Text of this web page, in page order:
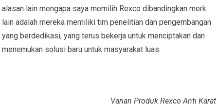
alasan lain mengapa saya memilih Rexco dibandingkan merk
lain adalah mereka memiliki tim penelitian dan pengembangan
yang berdedikasi, yang terus bekerja untuk menciptakan dan
menemukan solusi baru untuk masyarakat luas.
Varian Produk Rexco Anti Karat